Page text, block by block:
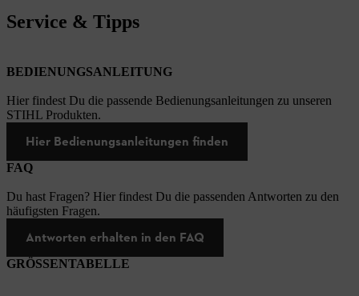
Service & Tipps
BEDIENUNGSANLEITUNG
Hier findest Du die passende Bedienungsanleitungen zu unseren
STIHL Produkten.
Hier Bedienungsanleitungen finden
FAQ
Du hast Fragen? Hier findest Du die passenden Antworten zu den
häufigsten Fragen.
Antworten erhalten in den FAQ
GRÖSSENTABELLE